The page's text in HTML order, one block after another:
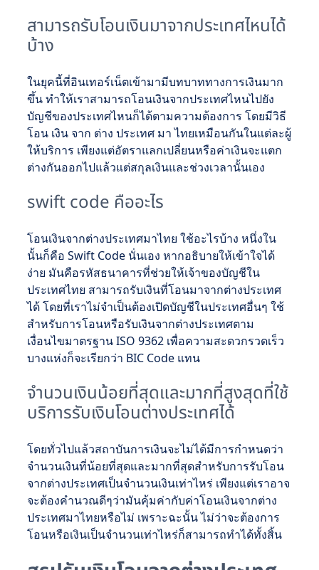
สามารถรับโอนเงินมาจากประเทศไหนได้
บ้าง
ในยุคนี้ที่อินเทอร์เน็ตเข้ามามีบทบาททางการเงินมาก
ขึ้น ทำให้เราสามารถโอนเงินจากประเทศไหนไปยัง
บัญชีของประเทศไหนก็ได้ตามความต้องการ โดยมีวิธี
โอน เงิน จาก ต่าง ประเทศ มา ไทยเหมือนกันในแต่ละผู้
ให้บริการ เพียงแต่อัตราแลกเปลี่ยนหรือค่าเงินจะแตก
ต่างกันออกไปแล้วแต่สกุลเงินและช่วงเวลานั้นเอง
swift code คืออะไร
โอนเงินจากต่างประเทศมาไทย ใช้อะไรบ้าง หนึ่งใน
นั้นก็คือ Swift Code นั่นเอง หากอธิบายให้เข้าใจได้
ง่าย มันคือรหัสธนาคารที่ช่วยให้เจ้าของบัญชีใน
ประเทศไทย สามารถรับเงินที่โอนมาจากต่างประเทศ
ได้ โดยที่เราไม่จำเป็นต้องเปิดบัญชีในประเทศอื่นๆ ใช้
สำหรับการโอนหรือรับเงินจากต่างประเทศตาม
เงื่อนไขมาตรฐาน ISO 9362 เพื่อความสะดวกรวดเร็ว
บางแห่งก็จะเรียกว่า BIC Code แทน
จำนวนเงินน้อยที่สุดและมากที่สูงสุดที่ใช้
บริการรับเงินโอนต่างประเทศได้
โดยทั่วไปแล้วสถาบันการเงินจะไม่ได้มีการกำหนดว่า
จำนวนเงินที่น้อยที่สุดและมากที่สุดสำหรับการรับโอน
จากต่างประเทศเป็นจำนวนเงินเท่าไหร่ เพียงแต่เราอาจ
จะต้องคำนวณดีๆว่ามันคุ้มค่ากับค่าโอนเงินจากต่าง
ประเทศมาไทยหรือไม่ เพราะฉะนั้น ไม่ว่าจะต้องการ
โอนหรือเงินเป็นจำนวนเท่าไหร่ก็สามารถทำได้ทั้งสิ้น